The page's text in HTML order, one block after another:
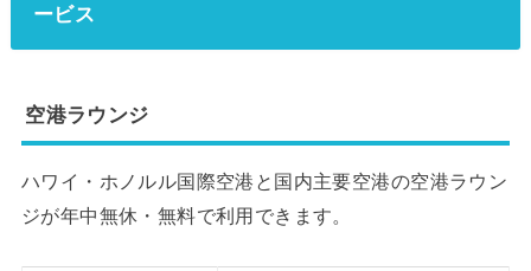
ービス
空港ラウンジ
ハワイ・ホノルル国際空港と国内主要空港の空港ラウン
ジが年中無休・無料で利用できます。